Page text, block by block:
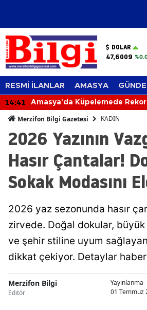
DOLAR
47,6009
RESMİ İLANLAR AMASYA
14:41 Amasya'da Küpelemede
Merzifon Bilgi Gazetesi KADIN
2026 Yazının
Hasır Çantalar!
Sokak Modasını
2026 yaz sezonunda hasır
zirvede. Doğal dokular,
ve şehir stiline uyum
dikkat çekiyor. Detaylar
Merzifon Bilgi
Editör
Yayınlanma
01 Temmuz